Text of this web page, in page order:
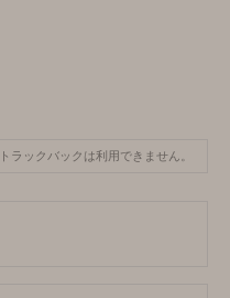
トラックバックは利用できません。